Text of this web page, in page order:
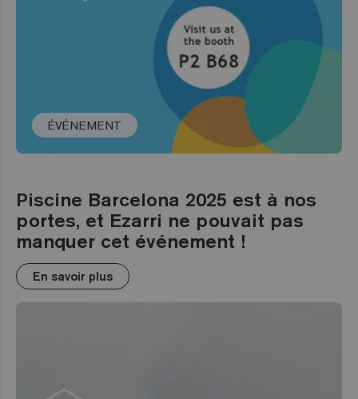
ÉVÉNEMENT
Piscine Barcelona 2025 est à nos
portes, et Ezarri ne pouvait pas
manquer cet événement !
En savoir plus